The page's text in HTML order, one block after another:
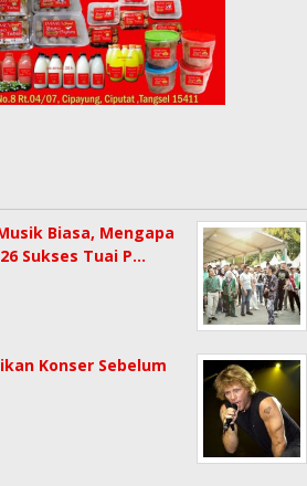
Biasa, Mengapa
Sukses Tuai P…
Konser Sebelum